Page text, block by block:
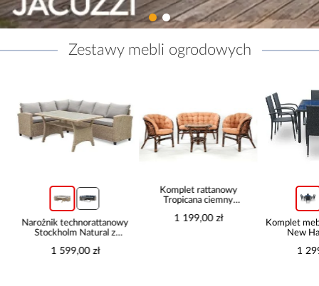
Zestawy mebli ogrodowych
Narożnik technorattanowy
Stockholm Natural z
1 599,00 zł
Komplet rattanowy
Tropicana ciemny
1 199,00 zł
Komplet
New
1